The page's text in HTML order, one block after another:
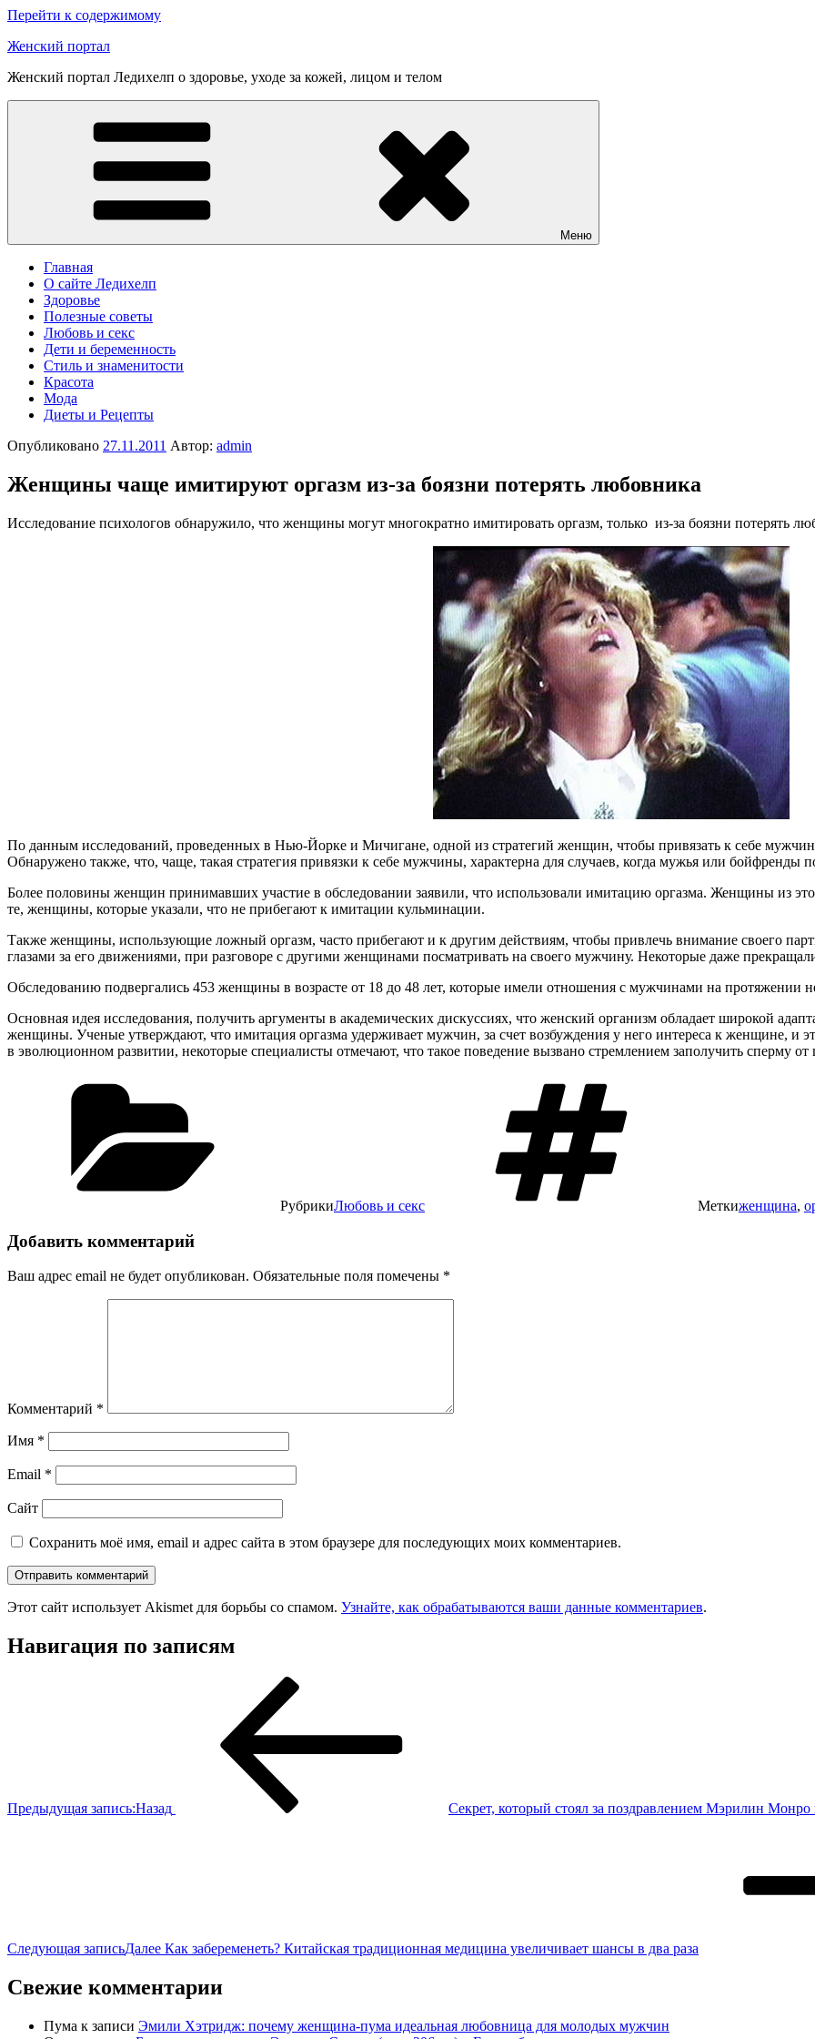
Перейти к содержимому
Женский портал
Женский портал Ледихелп о здоровье, уходе за кожей, лицом и телом
Меню
Главная
О сайте Ледихелп
Здоровье
Полезные советы
Любовь и секс
Дети и беременность
Стиль и знаменитости
Красота
Мода
Диеты и Рецепты
Опубликовано 27.11.2011 Автор: admin
Женщины чаще имитируют оргазм из-за боязни потерять любовника
Исследование психологов обнаружило, что женщины могут многократно имитировать оргазм, только из-за боязни потерять
По данным исследований, проведенных в Нью-Йорке и Мичигане, одной из стратегий женщин, чтобы привязать к себе
Обнаружено также, что, чаще, такая стратегия привязки к себе мужчины, характерна для случаев, когда мужья или бойфренды
Более половины женщин принимавших участие в обследовании заявили, что использовали имитацию оргазма. Женщины из
те, женщины, которые указали, что не прибегают к имитации кульминации.
Также женщины, использующие ложный оргазм, часто прибегают и к другим действиям, чтобы привлечь внимание своего
глазами за его движениями, при разговоре с другими женщинами посматривать на своего мужчину. Некоторые даже
Обследованию подвергались 453 женщины в возрасте от 18 до 48 лет, которые имели отношения с мужчинами на протяжении
Основная идея исследования, получить аргументы в академических дискуссиях, что женский организм обладает широкой
женщины. Ученые утверждают, что имитация оргазма удерживает мужчин, за счет возбуждения у него интереса к женщине, и
в эволюционном развитии, некоторые специалисты отмечают, что такое поведение вызвано стремлением заполучить сперму
РубрикиЛюбовь и секс Меткиженщина,
Добавить комментарий
Ваш адрес email не будет опубликован. Обязательные поля помечены *
Комментарий *
Имя *
Email *
Сайт
Сохранить моё имя, email и адрес сайта в этом браузере для последующих моих комментариев.
Этот сайт использует Akismet для борьбы со спамом. Узнайте, как обрабатываются ваши данные комментариев.
Навигация по записям
Предыдущая запись:Назад Секрет, который стоял за поздравлением Мэрилин
Следующая записьДалее Как забеременеть? Китайская традиционная медицина увеличивает шансы в два раза
Свежие комментарии
Пума к записи Эмили Хэтридж: почему женщина-пума идеальная любовница для молодых мужчин